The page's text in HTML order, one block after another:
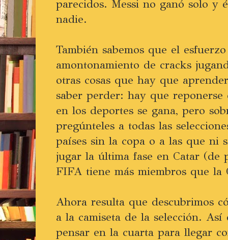
parecidos. Messi no ganó solo y
nadie.
También sabemos que el
amontonamiento de cracks
otras cosas que hay que
saber perder: hay que
en los deportes se gana, pero
pregúnteles a todas las
países sin la copa o a las que ni
jugar la última fase en Catar (de
FIFA tiene más miembros que la
Ahora resulta que descubrimos
a la camiseta de la selección.
pensar en la cuarta para llegar